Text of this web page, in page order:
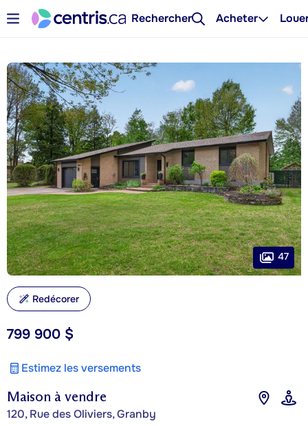
Rechercher Acheter
Maison à vendre
120, Rue des Oliviers, Granby
799 900 $
Estimez les versements
47
Redécorer